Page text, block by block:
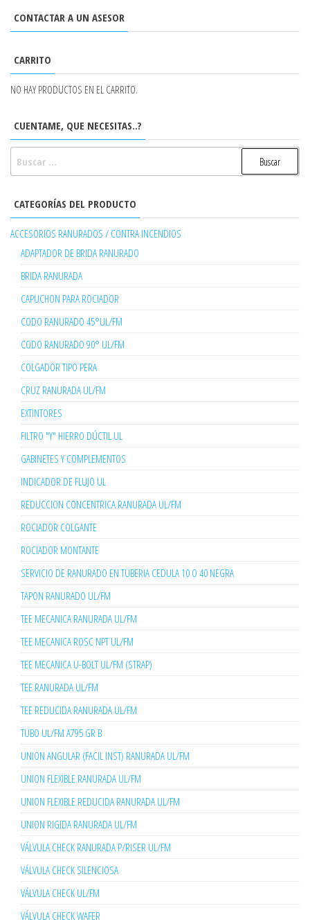
CONTACTAR A UN ASESOR
CARRITO
NO HAY PRODUCTOS EN EL CARRITO.
CUENTAME, QUE NECESITAS..?
CATEGORÍAS DEL PRODUCTO
ACCESORIOS RANURADOS / CONTRA INCENDIOS
ADAPTADOR DE BRIDA RANURADO
BRIDA RANURADA
CAPUCHON PARA ROCIADOR
CODO RANURADO 45°UL/FM
CODO RANURADO 90° UL/FM
COLGADOR TIPO PERA
CRUZ RANURADA UL/FM
EXTINTORES
FILTRO "Y" HIERRO DÚCTIL UL
GABINETES Y COMPLEMENTOS
INDICADOR DE FLUJO UL
REDUCCION CONCENTRICA RANURADA UL/FM
ROCIADOR COLGANTE
ROCIADOR MONTANTE
SERVICIO DE RANURADO EN TUBERIA CEDULA 10 O 40 NEGRA
TAPON RANURADO UL/FM
TEE MECANICA RANURADA UL/FM
TEE MECANICA ROSC NPT UL/FM
TEE MECANICA U-BOLT UL/FM (STRAP)
TEE RANURADA UL/FM
TEE REDUCIDA RANURADA UL/FM
TUBO UL/FM A795 GR B
UNION ANGULAR (FACIL INST) RANURADA UL/FM
UNION FLEXIBLE RANURADA UL/FM
UNION FLEXIBLE REDUCIDA RANURADA UL/FM
UNION RIGIDA RANURADA UL/FM
VÁLVULA CHECK RANURADA P/RISER UL/FM
VÁLVULA CHECK SILENCIOSA
VÁLVULA CHECK UL/FM
VÁLVULA CHECK WAFER